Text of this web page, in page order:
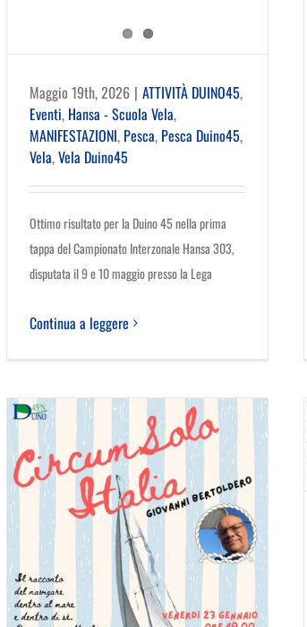
Maggio 19th, 2026 | ATTIVITÀ DUINO45,
Eventi, Hansa - Scuola Vela,
MANIFESTAZIONI, Pesca, Pesca Duino45,
Vela,Vela Duino45
Ottimo risultato per la Duino 45 nella prima
tappa del Campionato Interzonale Hansa 303,
disputata il 9 e 10 maggio presso la Lega
Continua a leggere